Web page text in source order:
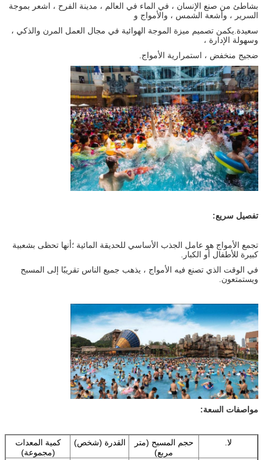
بشاطئ من صنع الإنسان ، في الماء في العالم ، مدينة الفرح ، اشعر بموجة
السرير ، وأشعة الشمس ، والأمواج و
سعيدة.يكمن تصميم ميزة الموجة الهوائية في مجال العمل المرن والذكي ،
وسهولة الإدارة ،
ضجيج منخفض ، استمرارية الأمواج.
تفصيل سريع:
تجمع الأمواج هو عامل الجذب الأساسي للحديقة المائية ؛أنها تحظى بشعبية
كبيرة للأطفال أو الكبار.
في الوقت الذي تصنع فيه الأمواج ، يذهب جميع الناس تقريبًا إلى المسبح
ويستمتعون.
مواصفات السعة:
لا.
حجم المسبح (متر
مربع)
القدرة (شخص)
كمية المعدات
(مجموعة)